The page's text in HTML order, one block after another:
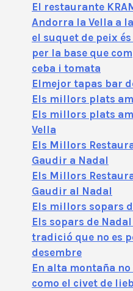
El restaurante
Andorra la Vella a
el suquet de peix
per la base que
ceba i tomata
Elmejor tapas bar
Els millors plats
Els millors plats
Vella
Els Millors
Gaudir a Nadal
Els Millors
Gaudir al Nadal
Els millors sopars
Els sopars de
tradició que no es
desembre
En alta montaña
como el civet de